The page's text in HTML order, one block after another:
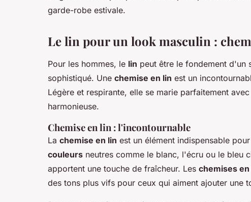
garde-robe estivale.
Le lin pour un look masculin :
Pour les hommes, le lin peut être le fondement d'un
sophistiqué. Une chemise en lin est un
Légère et respirante, elle se marie parfaitement
harmonieuse.
Chemise en lin : l'incontournable
La chemise en lin est un élément indispensable
couleurs neutres comme le blanc, l'écru ou le bleu
apportent une touche de fraîcheur. Les chemises en
des tons plus vifs pour ceux qui aiment ajouter une